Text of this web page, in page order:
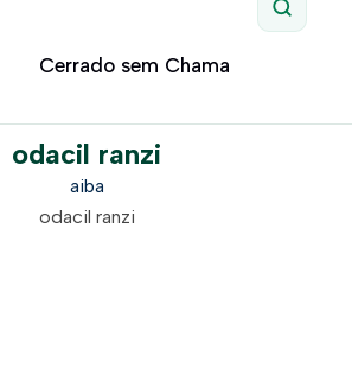
Cerrado sem Chama
Pesquisar
odacil ranzi
aiba
odacil ranzi